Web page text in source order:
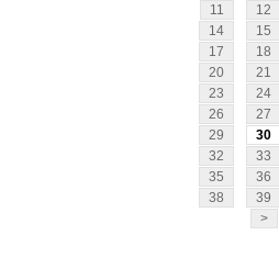
11
12
14
15
17
18
20
21
23
24
26
27
29
30
32
33
35
36
38
39
>